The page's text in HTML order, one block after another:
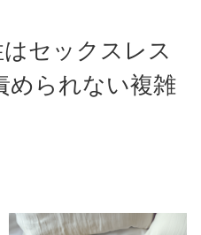
セックスレス
められない複雑